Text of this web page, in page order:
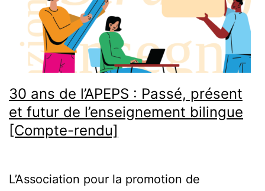
30 ans de l’APEPS : Passé, présent
et futur de l’enseignement bilingue
[Compte-rendu]
L’Association pour la promotion de